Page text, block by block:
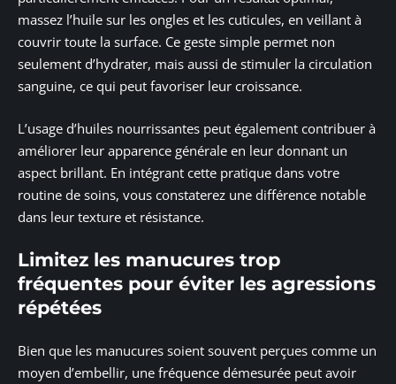
massez l’huile sur les ongles et les cuticules, en veillant à
couvrir toute la surface. Ce geste simple permet non
seulement d’hydrater, mais aussi de stimuler la circulation
sanguine, ce qui peut favoriser leur croissance.
L’usage d’huiles nourrissantes peut également contribuer à
améliorer leur apparence générale en leur donnant un
aspect brillant. En intégrant cette pratique dans votre
routine de soins, vous constaterez une différence notable
dans leur texture et résistance.
Limitez les manucures trop
fréquentes pour éviter les agressions
répétées
Bien que les manucures soient souvent perçues comme un
moyen d’embellir, une fréquence démesurée peut avoir